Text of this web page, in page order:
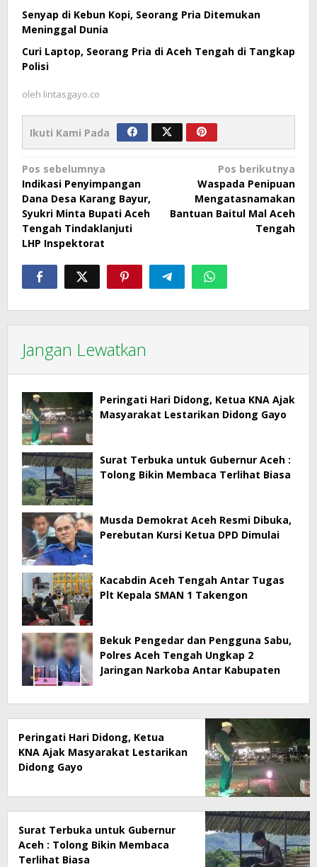
Senyap di Kebun Kopi, Seorang Pria Ditemukan
Meninggal Dunia
Curi Laptop, Seorang Pria di Aceh Tengah di Tangkap
Polisi
oleh lintasgayo.co
Ikuti Kami Pada
Navigasi
pos
Pos sebelumnya
Indikasi Penyimpangan
Dana Desa Karang Bayur,
Syukri Minta Bupati Aceh
Tengah Tindaklanjuti
LHP Inspektorat
Pos berikutnya
Waspada Penipuan
Mengatasnamakan
Bantuan Baitul Mal Aceh
Tengah
Jangan Lewatkan
Peringati Hari Didong, Ketua KNA Ajak
Masyarakat Lestarikan Didong Gayo
Surat Terbuka untuk Gubernur Aceh :
Tolong Bikin Membaca Terlihat Biasa
Musda Demokrat Aceh Resmi Dibuka,
Perebutan Kursi Ketua DPD Dimulai
Kacabdin Aceh Tengah Antar Tugas
Plt Kepala SMAN 1 Takengon
Bekuk Pengedar dan Pengguna Sabu,
Polres Aceh Tengah Ungkap 2
Jaringan Narkoba Antar Kabupaten
Peringati Hari Didong, Ketua
KNA Ajak Masyarakat Lestarikan
Didong Gayo
Surat Terbuka untuk Gubernur
Aceh : Tolong Bikin Membaca
Terlihat Biasa